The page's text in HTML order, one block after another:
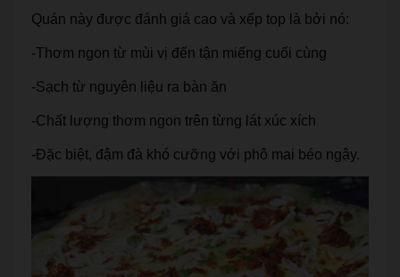
Quán này được đánh giá cao và xếp top là bởi nó:
-Thơm ngon từ mùi vị đến tận miếng cuối cùng
-Sạch từ nguyên liệu ra bàn ăn
-Chất lượng thơm ngon trên từng lát xúc xích
-Đặc biệt, đậm đà khó cưỡng với phô mai béo ngậy.